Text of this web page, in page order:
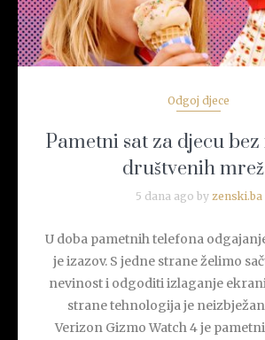
Odgoj djece
Pametni sat za djecu
društvenih
5 dana ago by zenski.ba
U doba pametnih telefona
je izazov. S jedne strane želimo
nevinost i odgoditi izlaganje
strane tehnologija je
Verizon Gizmo Watch 4 je